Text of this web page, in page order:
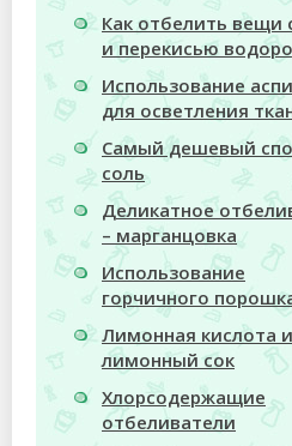
Как отбелить вещи
и перекисью
Использование
для осветления
Самый дешевый
соль
Деликатное
– марганцовка
Использование
горчичного
Лимонная кислота и
лимонный сок
Хлорсодержащие
отбеливатели